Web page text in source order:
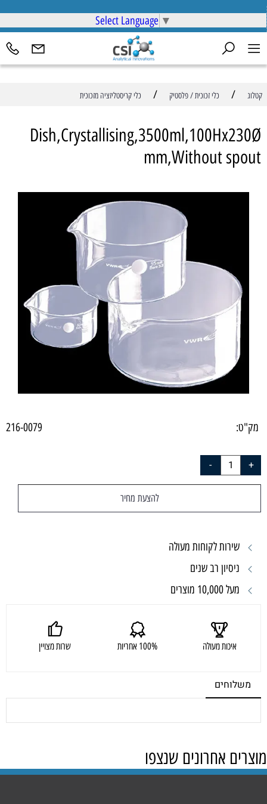
Select Language ▼
קטלוג / כלי זכוכית / פלסטיק / כלי קריסטליזציה מזכוכית
Dish,Crystallising,3500ml,100Hx230Ø
mm,Without spout
מק"ט: 216-0079
להצעת מחיר
שירות לקוחות מעולה
ניסיון רב שנים
מעל 10,000 מוצרים
איכות מעולה 100% אחריות שרות מצויין
משלוחים
מוצרים אחרונים שנצפו